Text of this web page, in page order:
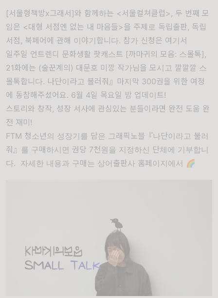
[서울형책방x그래서]와 함께하는 <서울컬쳐클럽>, 두 번째 모
임은 <대형 서점엔 없는 내 마음들>을 주제로 독립출판, 독립
서점, 북페어에 관해 이야기합니다. 참가 신청은 여기서
일주일 언트렌디 문화생활 팟캐스트 [까마귀의 모음: 스몰톡],
21화에는 (술꾼계의) 대문호 미깡 작가님을 모시고 깔깔깔 스
몰톡합니다. 나단이라고 불러줘』마지막 300권을 위한 여정
에 동참해주셨어요. 6월 4일 목요일 밤 업데이트!
스토리와 창작, 성장 서사에 관심있는 분들이라면 완전 도움 완
전 재미!
FTM 청소년의 성장기를 담은 그래픽노블『나단이라고 불러
줘』를 구매하시면 권당 7천원을 지정하신 단체에 기부합니
다. 자세한 내용과 구매는 상어출판사 홈페이지에서 🌈